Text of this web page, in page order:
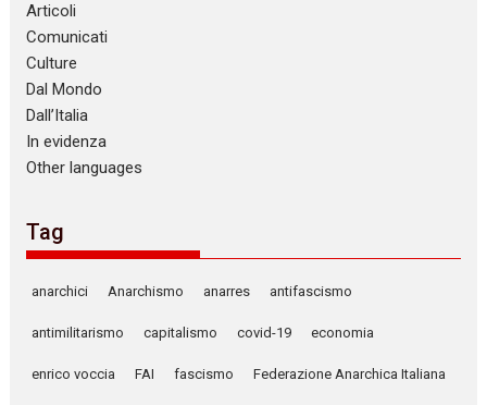
Articoli
Comunicati
Culture
Dal Mondo
Dall’Italia
In evidenza
Other languages
Tag
anarchici Anarchismo anarres antifascismo
antimilitarismo capitalismo covid-19 economia
enrico voccia FAI fascismo Federazione Anarchica Italiana